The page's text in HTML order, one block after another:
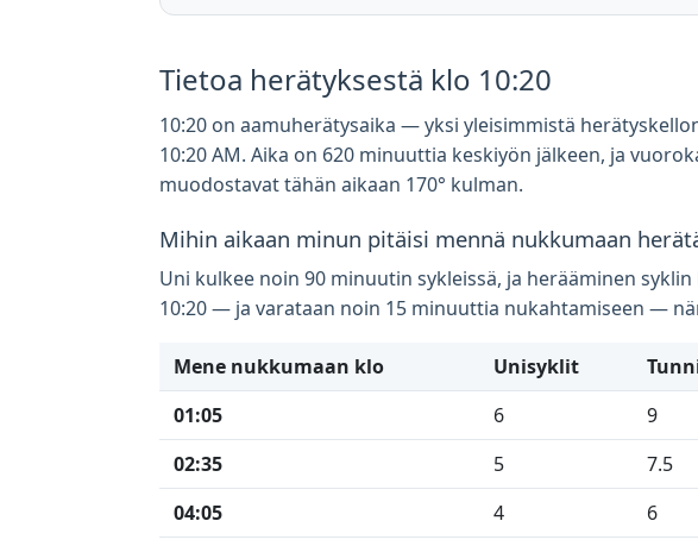
Tietoa herätyksestä klo 10:20
10:20 on aamuherätysaika — yksi yleisimmistä
10:20 AM. Aika on 620 minuuttia keskiyön jälkeen, ja
muodostavat tähän aikaan 170° kulman.
Mihin aikaan minun pitäisi mennä nukkumaan
Uni kulkee noin 90 minuutin sykleissä, ja herääminen
10:20 — ja varataan noin 15 minuuttia nukahtamiseen —
Mene nukkumaan klo Unisyklit
01:05
6
9
02:35
5
7.5
04:05
4
6